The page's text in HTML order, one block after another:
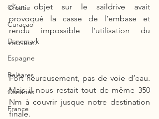
Croatie
Curaçao
Danemark
Espagne
Baléares
Canaries
France
d’un objet sur le saildrive avait
provoqué la casse de l’embase et
rendu impossible l’utilisation du
moteur.
Fort heureusement, pas de voie d’eau.
Mais il nous restait tout de même 350
Nm à couvrir jusque notre destination
finale.